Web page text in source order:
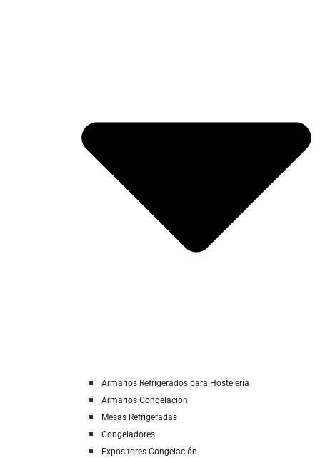
Armarios Refrigerados para Hostelería
Armarios Congelación
Mesas Refrigeradas
Congeladores
Expositores Congelación